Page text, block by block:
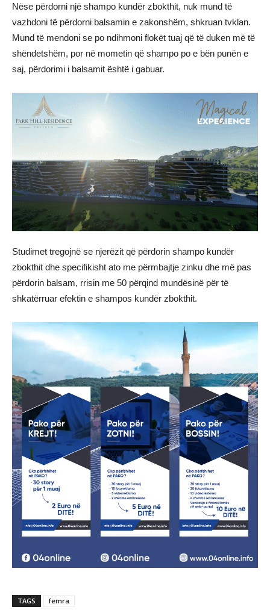
Nëse përdorni një shampo kundër zbokthit, nuk mund të
vazhdoni të përdorni balsamin e zakonshëm, shkruan tvklan.
Mund të mendoni se po ndihmoni flokët tuaj që të duken më të
shëndetshëm, por në mometin që shampo po e bën punën e
saj, përdorimi i balsamit është i gabuar.
Studimet tregojnë se njerëzit që përdorin shampo kundër
zbokthit dhe specifikisht ato me përmbajtje zinku dhe më pas
përdorin balsam, rrisin me 50 përqind mundësinë për të
shkatërruar efektin e shampos kundër zbokthit.
TAGS femra